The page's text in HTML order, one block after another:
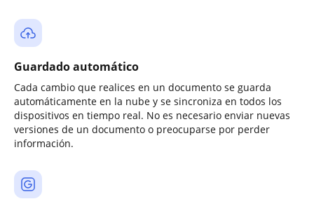
Guardado automático
Cada cambio que realices en un documento se guarda
automáticamente en la nube y se sincroniza en todos los
dispositivos en tiempo real. No es necesario enviar nuevas
versiones de un documento o preocuparse por perder
información.